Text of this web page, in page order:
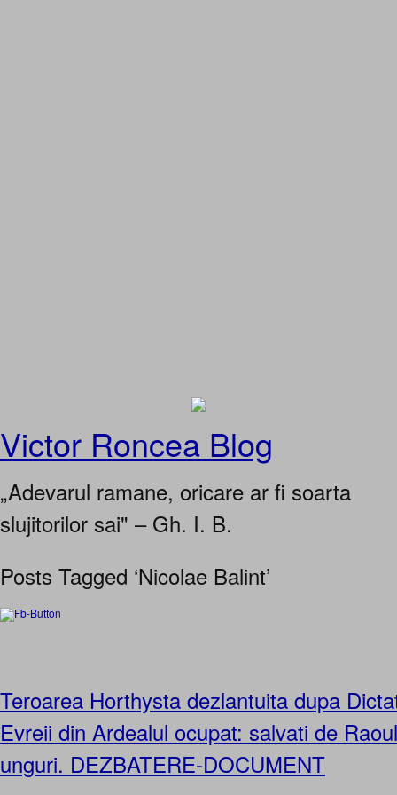
Victor Roncea Blog
„Adevarul ramane, oricare ar fi soarta
slujitorilor sai" – Gh. I. B.
Posts Tagged ‘Nicolae Balint’
Teroarea Horthysta dezlantuita dupa
Evreii din Ardealul ocupat: salvati de
unguri. DEZBATERE-DOCUMENT